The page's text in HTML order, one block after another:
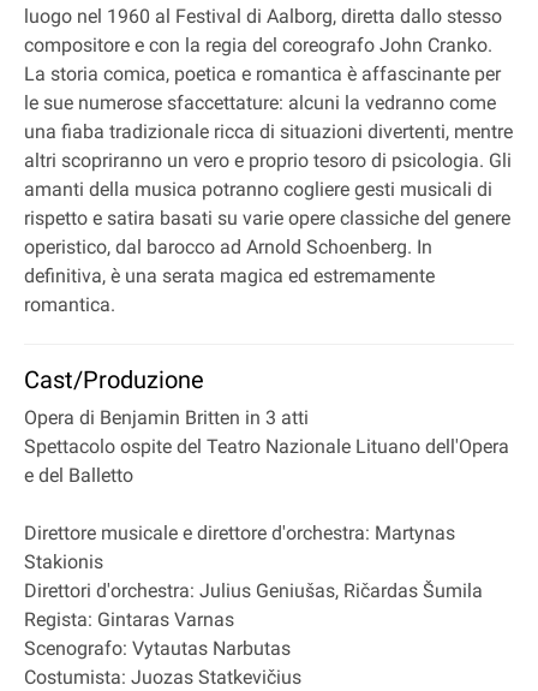
luogo nel 1960 al Festival di Aalborg, diretta dallo stesso
compositore e con la regia del coreografo John Cranko.
La storia comica, poetica e romantica è affascinante per
le sue numerose sfaccettature: alcuni la vedranno come
una fiaba tradizionale ricca di situazioni divertenti, mentre
altri scopriranno un vero e proprio tesoro di psicologia. Gli
amanti della musica potranno cogliere gesti musicali di
rispetto e satira basati su varie opere classiche del genere
operistico, dal barocco ad Arnold Schoenberg. In
definitiva, è una serata magica ed estremamente
romantica.
Cast/Produzione
Opera di Benjamin Britten in 3 atti
Spettacolo ospite del Teatro Nazionale Lituano dell'Opera
e del Balletto
Direttore musicale e direttore d'orchestra: Martynas
Stakionis
Direttori d'orchestra: Julius Geniušas, Ričardas Šumila
Regista: Gintaras Varnas
Scenografo: Vytautas Narbutas
Costumista: Juozas Statkevičius